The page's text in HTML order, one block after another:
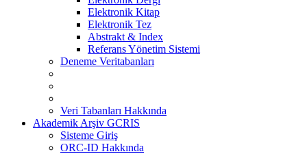
Elektronik Kitap
Elektronik Tez
Abstrakt & Index
Referans Yönetim Sistemi
Deneme Veritabanları
Veri Tabanları Hakkında
Akademik Arşiv GCRIS
Sisteme Giriş
ORC-ID Hakkında